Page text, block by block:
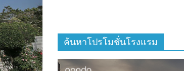
ค้นหาโปรโมชั่นโรงแรม